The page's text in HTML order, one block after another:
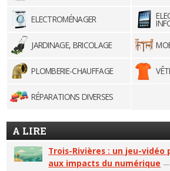
ELECTROMÉNAGER
JARDINAGE, BRICOLAGE
PLOMBERIE-CHAUFFAGE
RÉPARATIONS DIVERSES
A LIRE
Trois-Rivières : un jeu-vidéo
aux impacts du numérique —